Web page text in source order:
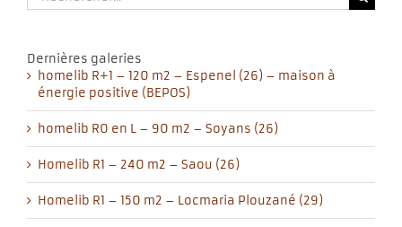
Dernières galeries
homelib R+1 – 120 m2 – Espenel (26) – maison à
énergie positive (BEPOS)
homelib R0 en L – 90 m2 – Soyans (26)
Homelib R1 – 240 m2 – Saou (26)
Homelib R1 – 150 m2 – Locmaria Plouzané (29)